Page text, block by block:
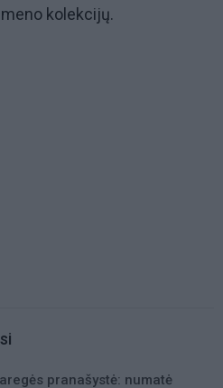
kolekcijų.
pranašystė: numatė